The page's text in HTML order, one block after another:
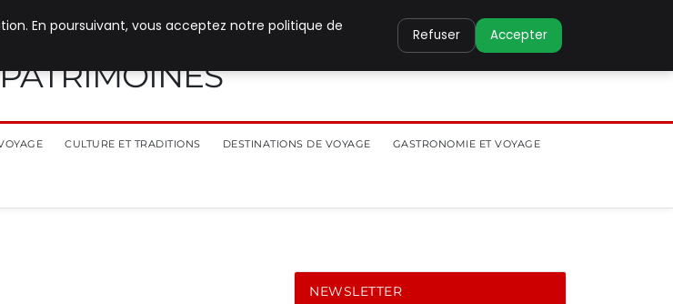
CULTURE ET TRADITIONS DESTINATIONS DE VOYAGE GASTRONOMIE ET VOYAGE
NEWSLETTER
En poursuivant, vous acceptez notre politique de
Refuser Accepter